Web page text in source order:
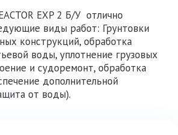
EXP 2 Б/У отлично
виды работ: Грунтовки
конструкций, обработка
воды, уплотнение грузовых
и судоремонт, обработка
дополнительной
от воды).